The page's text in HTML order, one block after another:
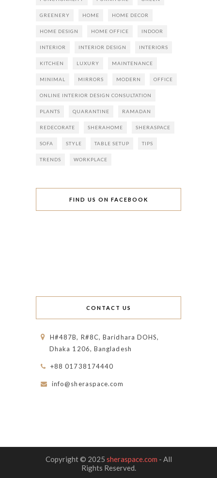
GREENERY HOME HOME DECOR
HOME DESIGN HOME OFFICE INDOOR
INTERIOR INTERIOR DESIGN INTERIORS
KITCHEN LUXURY MAINTENANCE
MINIMAL MIRRORS MODERN OFFICE
ONLINE INTERIOR DESIGN CONSULTATION
PLANTS QUARANTINE RAMADAN
REDECORATE SHERAHOME SHERASPACE
SOFA STYLE TABLE SETUP TIPS
TRENDS WORKPLACE
FIND US ON FACEBOOK
CONTACT US
H#487B, R#8C, Baridhara DOHS,
Dhaka 1206, Bangladesh
+88 01738174440
info@sheraspace.com
Copyright © 2025 sheraspace.com - All
Rights Reserved.